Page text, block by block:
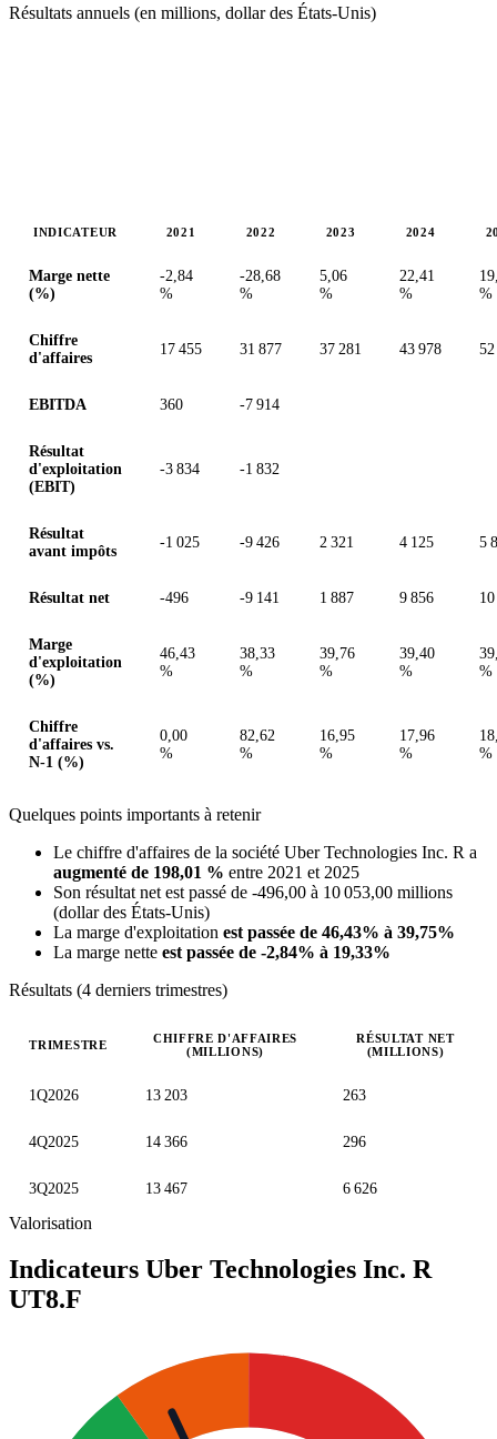
Résultats annuels (en millions, dollar des États-Unis)
INDICATEUR 2021 2022 2023 2024
Marge nette
(%)
-2,84
%
-28,68
%
5,06
%
22,41
%
%
Chiffre
d'affaires
17 455 31 877 37 281 43 978
EBITDA 360 -7 914
Résultat
d'exploitation
(EBIT)
-3 834 -1 832
Résultat
avant impôts
-1 025 -9 426 2 321 4 125 5
Résultat net -496 -9 141 1 887 9 856
Marge
d'exploitation
(%)
46,43
%
38,33
%
39,76
%
39,40
%
%
Chiffre
d'affaires vs.
N-1 (%)
0,00
%
82,62
%
16,95
%
17,96
%
%
Quelques points importants à retenir
Le chiffre d'affaires de la société Uber Technologies Inc. R a
augmenté de 198,01 % entre 2021 et 2025
Son résultat net est passé de -496,00 à 10 053,00 millions
(dollar des États-Unis)
La marge d'exploitation est passée de 46,43% à 39,75%
La marge nette est passée de -2,84% à 19,33%
Résultats (4 derniers trimestres)
TRIMESTRE
CHIFFRE D'AFFAIRES
(MILLIONS)
RÉSULTAT NET
(MILLIONS)
1Q2026 13 203 263
4Q2025 14 366 296
3Q2025 13 467 6 626
Valorisation
Indicateurs Uber Technologies Inc. R
UT8.F